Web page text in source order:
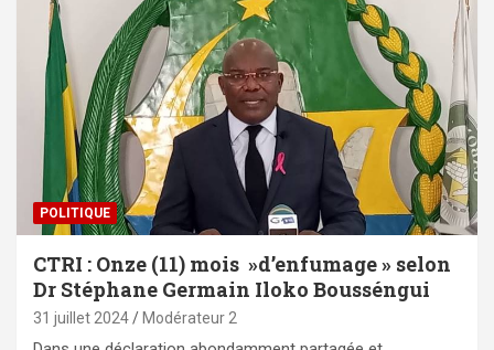
POLITIQUE
CTRI : Onze (11) mois »d’enfumage » selon
Dr Stéphane Germain Iloko Bousséngui
31 juillet 2024 Modérateur 2